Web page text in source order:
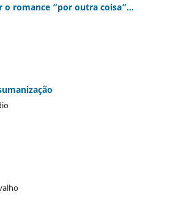
o romance “por outra coisa”...